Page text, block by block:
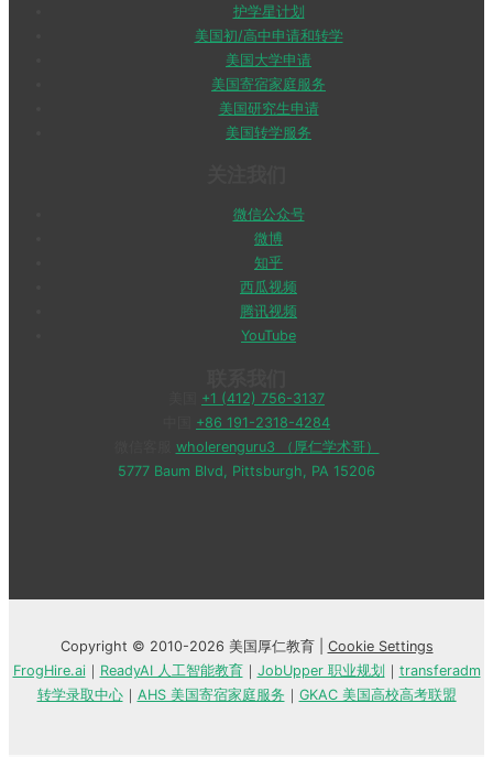
护学星计划
美国初/高中申请和转学
美国大学申请
美国寄宿家庭服务
美国研究生申请
美国转学服务
微信公众号
微博
知乎
西瓜视频
腾讯视频
YouTube
+1 (412) 756-3137
+86 191-2318-4284
wholerenguru3 （厚仁学术哥）
5777 Baum Blvd, Pittsburgh, PA 15206
Copyright © 2010-2026 美国厚仁教育 | Cookie Settings
FrogHire.ai｜ ReadyAI 人工智能教育｜ JobUpper 职业规划 ｜ transferadm
转学录取中心｜ AHS 美国寄宿家庭服务 ｜ GKAC 美国高校高考联盟